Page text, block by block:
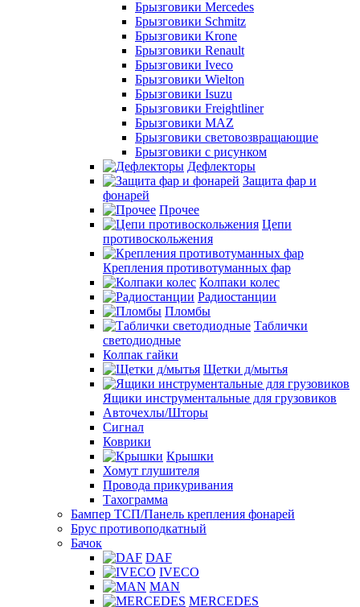
Брызговики Mercedes
Брызговики Schmitz
Брызговики Krone
Брызговики Renault
Брызговики Iveco
Брызговики Wielton
Брызговики Isuzu
Брызговики Freightliner
Брызговики MAZ
Брызговики световозвращающие
Брызговики с рисунком
Дефлекторы
Защита фар и
фонарей
Прочее
Цепи
противоскольжения
Крепления противотуманных фар
Колпаки колес
Радиостанции
Пломбы
Таблички
светодиодные
Колпак гайки
Щетки д/мытья
Ящики инструментальные для грузовиков
Авточехлы/Шторы
Сигнал
Коврики
Крышки
Хомут глушителя
Провода прикуривания
Тахограмма
Бампер ТСП/Панель крепления фонарей
Брус противоподкатный
Бачок
DAF
IVECO
MAN
MERCEDES